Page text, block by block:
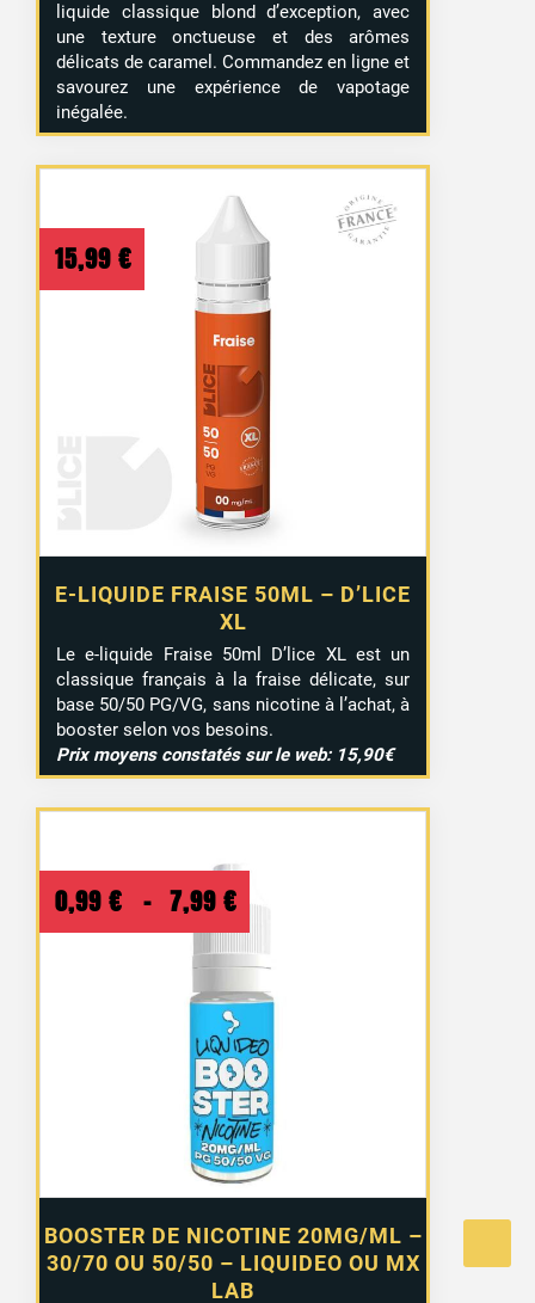
liquide classique blond d’exception, avec
une texture onctueuse et des arômes
délicats de caramel. Commandez en ligne et
savourez une expérience de vapotage
inégalée.
E-LIQUIDE FRAISE 50ML – D’LICE
XL
15,99 €
Le e-liquide Fraise 50ml D’lice XL est un
classique français à la fraise délicate, sur
base 50/50 PG/VG, sans nicotine à l’achat, à
booster selon vos besoins.
Prix moyens constatés sur le web: 15,90€
BOOSTER DE NICOTINE 20MG/ML –
30/70 OU 50/50 – LIQUIDEO OU MX
LAB
0,99 € – 7,99 € Plage
de
prix :
0,99 €
à
7,99 €